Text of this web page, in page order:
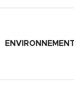
ENVIRONNEMENT